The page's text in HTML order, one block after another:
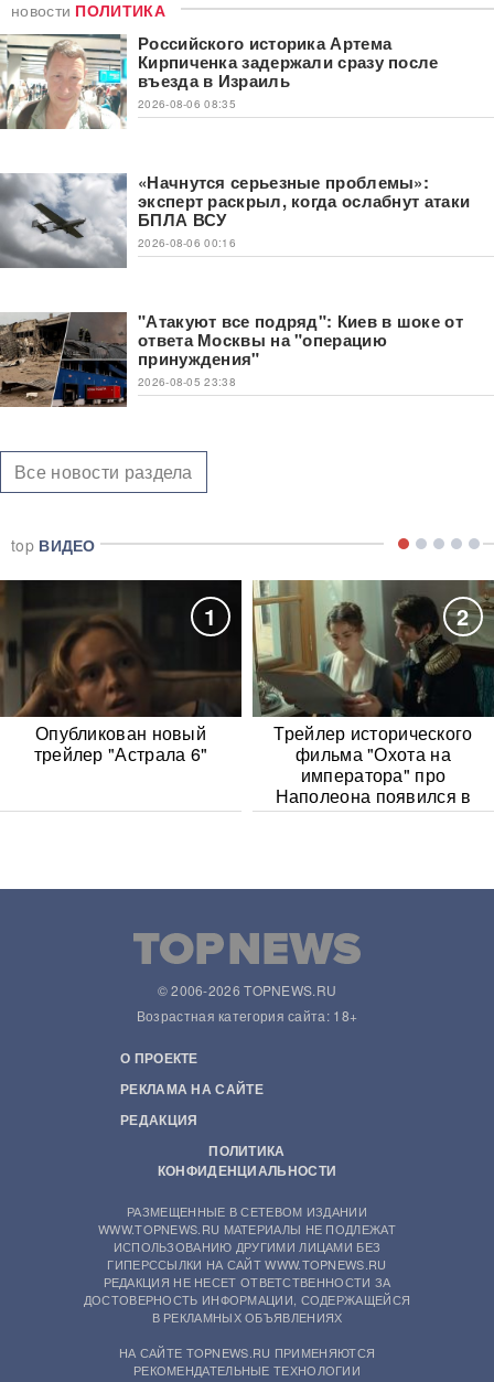
новости ПОЛИТИКА
Российского историка Артема
Кирпиченка задержали сразу после
въезда в Израиль
2026-08-06 08:35
«Начнутся серьезные проблемы»:
эксперт раскрыл, когда ослабнут атаки
БПЛА ВСУ
2026-08-06 00:16
"Атакуют все подряд": Киев в шоке от
ответа Москвы на "операцию
принуждения"
2026-08-05 23:38
Все новости раздела
top ВИДЕО
1
Опубликован новый
трейлер "Астрала 6"
2
Трейлер исторического
фильма "Охота на
императора" про
Наполеона появился в
Сети
© 2006-2026 TOPNEWS.RU
Возрастная категория сайта: 18+
О ПРОЕКТЕ
РЕКЛАМА НА САЙТЕ
РЕДАКЦИЯ
ПОЛИТИКА
КОНФИДЕНЦИАЛЬНОСТИ
РАЗМЕЩЕННЫЕ В СЕТЕВОМ ИЗДАНИИ
WWW.TOPNEWS.RU МАТЕРИАЛЫ НЕ ПОДЛЕЖАТ
ИСПОЛЬЗОВАНИЮ ДРУГИМИ ЛИЦАМИ БЕЗ
ГИПЕРССЫЛКИ НА САЙТ WWW.TOPNEWS.RU
РЕДАКЦИЯ НЕ НЕСЕТ ОТВЕТСТВЕННОСТИ ЗА
ДОСТОВЕРНОСТЬ ИНФОРМАЦИИ, СОДЕРЖАЩЕЙСЯ
В РЕКЛАМНЫХ ОБЪЯВЛЕНИЯХ
НА САЙТЕ TOPNEWS.RU ПРИМЕНЯЮТСЯ
РЕКОМЕНДАТЕЛЬНЫЕ ТЕХНОЛОГИИ